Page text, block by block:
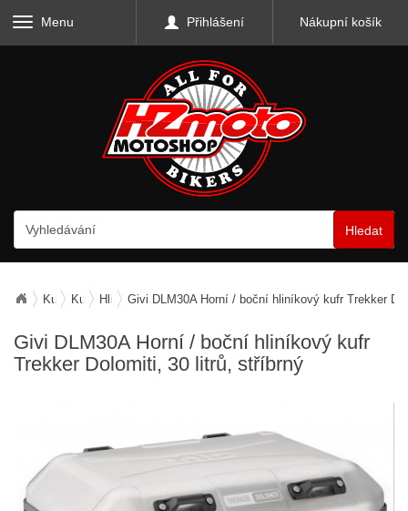
Menu Přihlášení Nákupní košík
Hledat
Kufry, zavazadla, nosiče
Kufry horníHliníkové horní kufry
Givi DLM30A Horní / boční hliníkový kufr Trekker
Givi DLM30A Horní / boční hliníkový kufr
Trekker Dolomiti, 30 litrů, stříbrný